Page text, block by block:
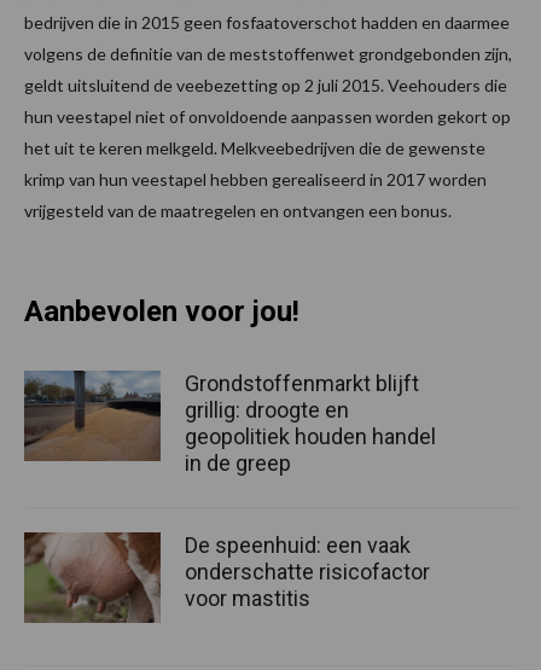
bedrijven die in 2015 geen fosfaatoverschot hadden en daarmee
volgens de definitie van de meststoffenwet grondgebonden zijn,
geldt uitsluitend de veebezetting op 2 juli 2015. Veehouders die
hun veestapel niet of onvoldoende aanpassen worden gekort op
het uit te keren melkgeld. Melkveebedrijven die de gewenste
krimp van hun veestapel hebben gerealiseerd in 2017 worden
vrijgesteld van de maatregelen en ontvangen een bonus.
Aanbevolen voor jou!
Grondstoffenmarkt blijft
grillig: droogte en
geopolitiek houden handel
in de greep
De speenhuid: een vaak
onderschatte risicofactor
voor mastitis